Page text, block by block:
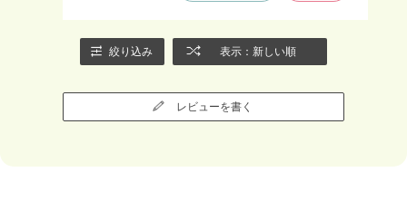
絞り込み 表示：新しい順
レビューを書く